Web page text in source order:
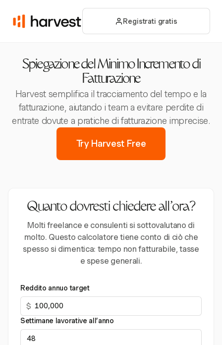
Registrati gratis
Spiegazione del Minimo Incremento di
Fatturazione
Harvest semplifica il tracciamento del tempo e la
fatturazione, aiutando i team a evitare perdite di
entrate dovute a pratiche di fatturazione imprecise.
Try Harvest Free
Quanto dovresti chiedere all’ora?
Molti freelance e consulenti si sottovalutano di
molto. Questo calcolatore tiene conto di ciò che
spesso si dimentica: tempo non fatturabile, tasse
e spese generali.
Reddito annuo target
$
Settimane lavorative all’anno